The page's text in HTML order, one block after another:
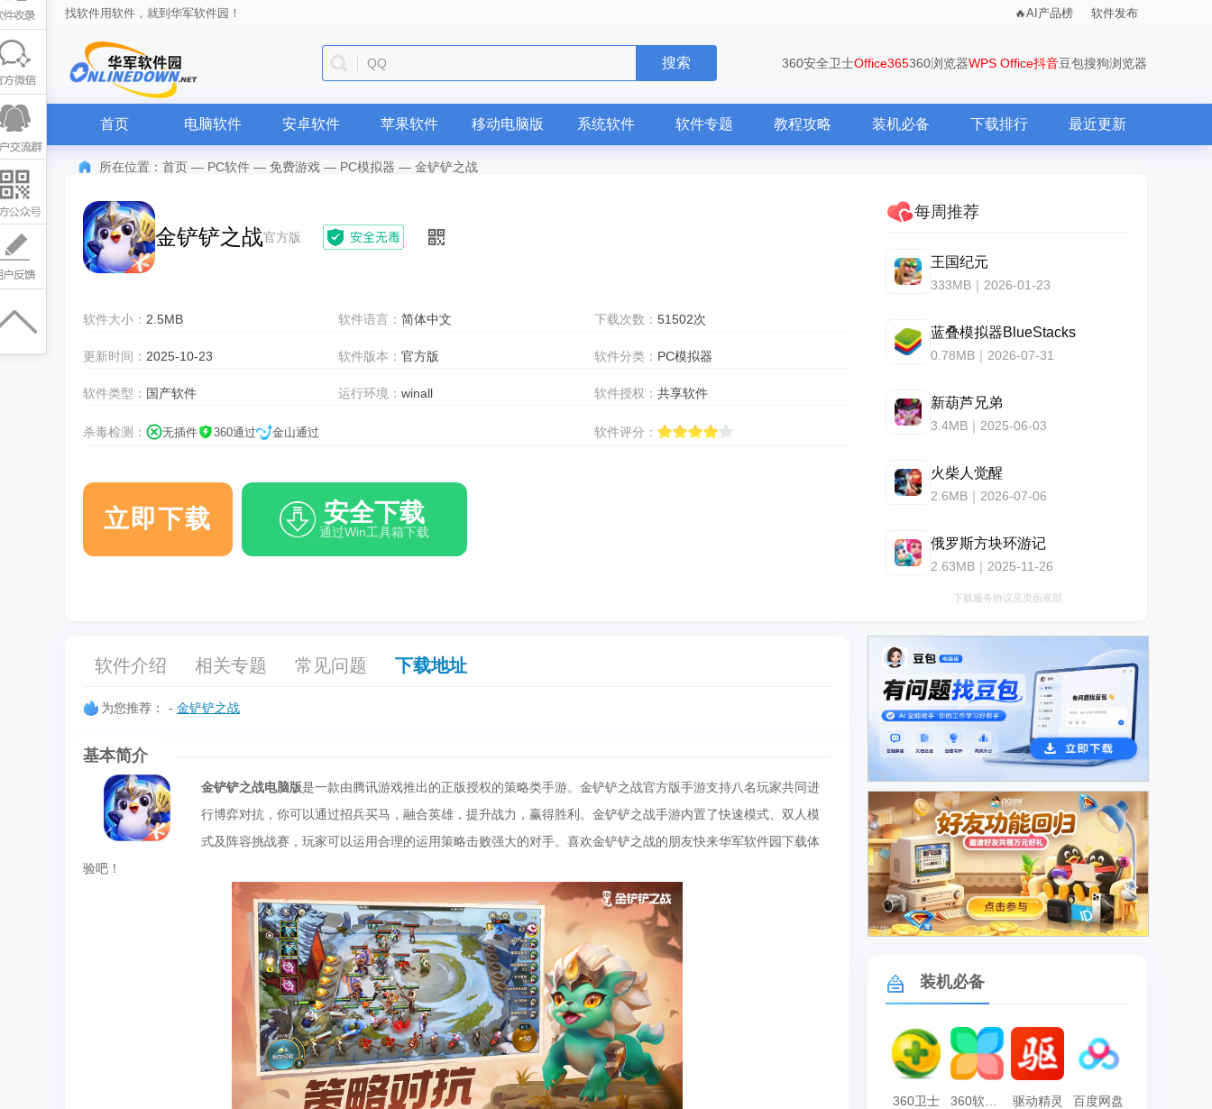
找软件用软件，就到华军软件园！ AI产品榜 软件发布
QQ 搜索 360安全卫士Office365360浏览器WPS Office抖音豆包搜狗浏览器
首页 电脑软件 安卓软件 苹果软件 移动电脑版 系统软件 软件专题 教程攻略 装机必备 下载排行 最近更新
所在位置： 首页 — PC软件 — 免费游戏 — PC模拟器 — 金铲铲之战
金铲铲之战官方版
软件大小： 2.5MB 软件语言：简体中文 下载次数： 51502次
更新时间： 2025-10-23 软件版本：官方版 软件分类： PC模拟器
软件类型： 国产软件 运行环境：winall 软件授权： 共享软件
杀毒检测： 无插件 360通过 金山通过 软件评分：
立即下载 安全下载
通过Win工具箱下载
每周推荐
王国纪元
333MB｜2026-01-23
蓝叠模拟器BlueStacks
0.78MB｜2026-07-31
新葫芦兄弟
3.4MB｜2025-06-03
火柴人觉醒
2.6MB｜2026-07-06
俄罗斯方块环游记
2.63MB｜2025-11-26
下载服务协议见页面底部
软件介绍 相关专题 常见问题 下载地址
为您推荐： - 金铲铲之战
基本简介
金铲铲之战电脑版是一款由腾讯游戏推出的正版授权的策略类手游。金铲铲之战官方版手游支持八名玩家共同进
行博弈对抗，你可以通过招兵买马，融合英雄，提升战力，赢得胜利。金铲铲之战手游内置了快速模式、双人模
式及阵容挑战赛，玩家可以运用合理的运用策略击败强大的对手。喜欢金铲铲之战的朋友快来华军软件园下载体
验吧！
广告
广告
装机必备
360卫士 360软件管家 驱动精灵 百度网盘